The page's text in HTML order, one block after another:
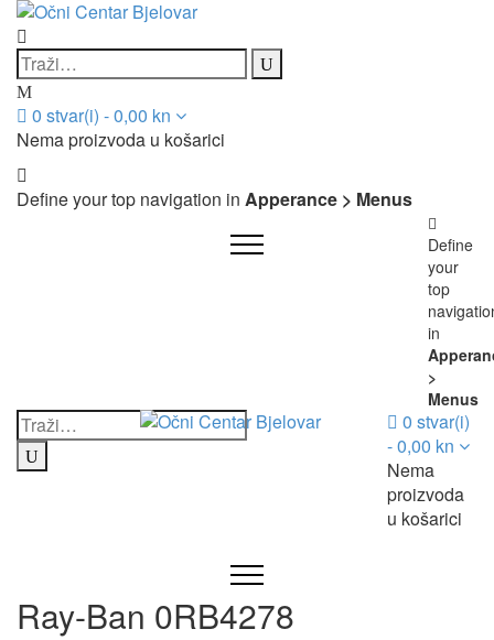
0 stvar(i) -0,00 kn
Nema proizvoda u košarici
Define your top navigation in Apperance > Menus
Define
your
top
in
>
Menus
0 stvar(i)
-0,00 kn
Nema
proizvoda
u košarici
Ray-Ban 0RB4278